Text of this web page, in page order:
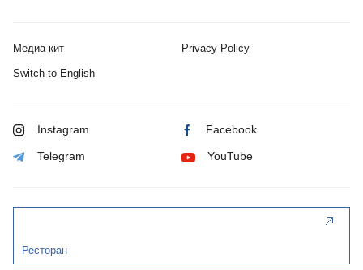
Медиа-кит Privacy Policy
Switch to English
Instagram Facebook
Telegram YouTube
Ресторан